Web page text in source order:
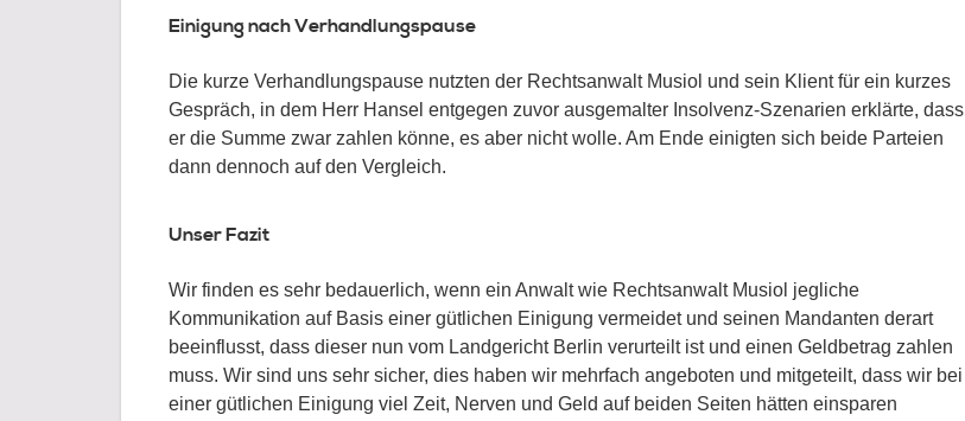
Einigung nach Verhandlungspause
Die kurze Verhandlungspause nutzten der Rechtsanwalt Musiol und sein Klient für ein kurzes
Gespräch, in dem Herr Hansel entgegen zuvor ausgemalter Insolvenz-Szenarien erklärte, dass
er die Summe zwar zahlen könne, es aber nicht wolle. Am Ende einigten sich beide Parteien
dann dennoch auf den Vergleich.
Unser Fazit
Wir finden es sehr bedauerlich, wenn ein Anwalt wie Rechtsanwalt Musiol jegliche
Kommunikation auf Basis einer gütlichen Einigung vermeidet und seinen Mandanten derart
beeinflusst, dass dieser nun vom Landgericht Berlin verurteilt ist und einen Geldbetrag zahlen
muss. Wir sind uns sehr sicher, dies haben wir mehrfach angeboten und mitgeteilt, dass wir bei
einer gütlichen Einigung viel Zeit, Nerven und Geld auf beiden Seiten hätten einsparen